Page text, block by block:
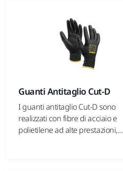
Guanti Antitaglio Cut-D
I guanti antitaglio Cut-D sono
realizzati con fibre di acciaio e
polietilene ad alte prestazioni,...